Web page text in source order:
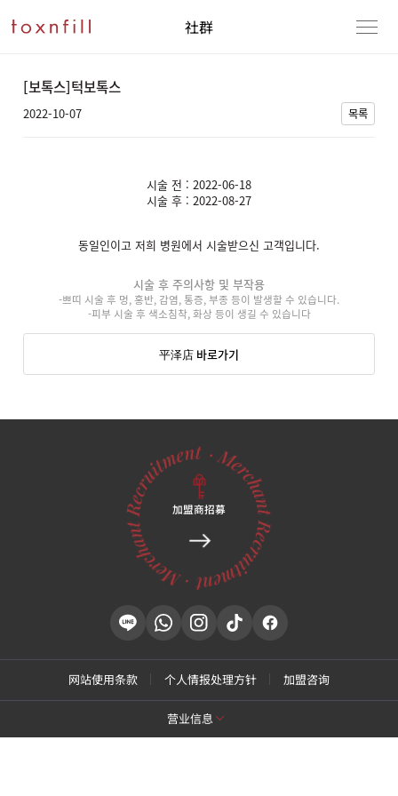
社群
[보톡스]턱보톡스
2022-10-07 목록
시술 전 : 2022-06-18
시술 후 : 2022-08-27
동일인이고 저희 병원에서 시술받으신 고객입니다.
시술 후 주의사항 및 부작용
-쁘띠 시술 후 멍, 홍반, 감염, 통증, 부종 등이 발생할 수 있습니다.
-피부 시술 후 색소침착, 화상 등이 생길 수 있습니다
平泽店 바로가기
加盟商招募
网站使用条款 个人情报处理方针 加盟咨询
营业信息